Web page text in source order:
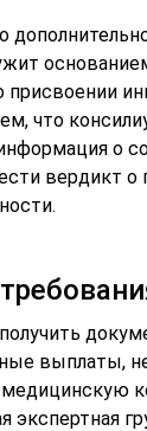
присвоении
что
о
вердикт о
выплаты,
медицинскую
экспертная